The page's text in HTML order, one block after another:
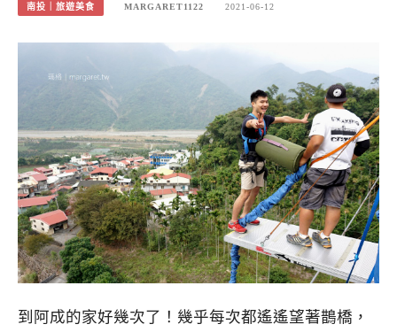
南投｜旅遊美食 MARGARET1122 2021-06-12
到阿成的家好幾次了！幾乎每次都遙遙望著鵲橋，